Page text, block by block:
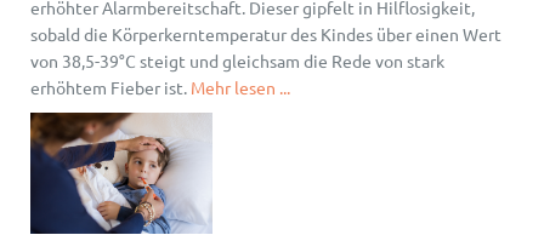
erhöhter Alarmbereitschaft. Dieser gipfelt in Hilflosigkeit,
sobald die Körperkerntemperatur des Kindes über einen Wert
von 38,5-39°C steigt und gleichsam die Rede von stark
erhöhtem Fieber ist. Mehr lesen ...